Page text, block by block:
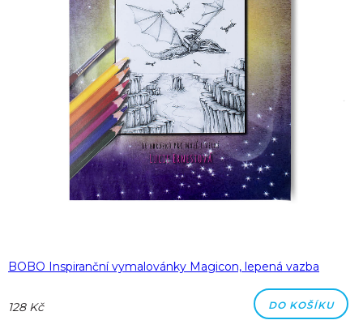
BOBO Inspiranční vymalovánky Magicon, lepená vazba
128 Kč DO KOŠÍKU